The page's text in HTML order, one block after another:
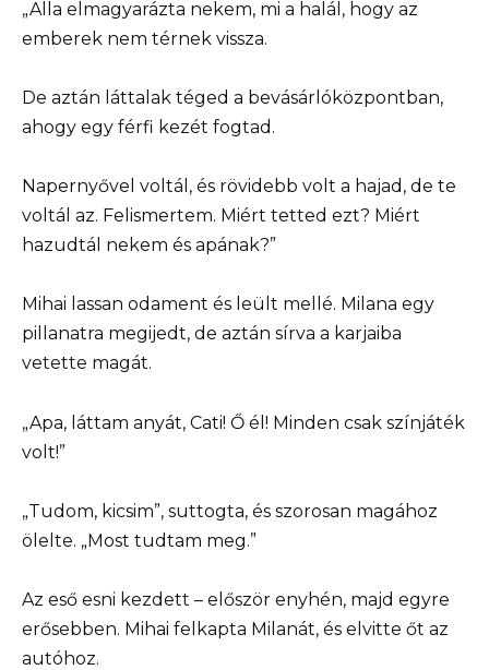
„Alla elmagyarázta nekem, mi a halál, hogy az
emberek nem térnek vissza.
De aztán láttalak téged a bevásárlóközpontban,
ahogy egy férfi kezét fogtad.
Napernyővel voltál, és rövidebb volt a hajad, de te
voltál az. Felismertem. Miért tetted ezt? Miért
hazudtál nekem és apának?”
Mihai lassan odament és leült mellé. Milana egy
pillanatra megijedt, de aztán sírva a karjaiba
vetette magát.
„Apa, láttam anyát, Cati! Ő él! Minden csak színjáték
volt!”
„Tudom, kicsim”, suttogta, és szorosan magához
ölelte. „Most tudtam meg.”
Az eső esni kezdett – először enyhén, majd egyre
erősebben. Mihai felkapta Milanát, és elvitte őt az
autóhoz.